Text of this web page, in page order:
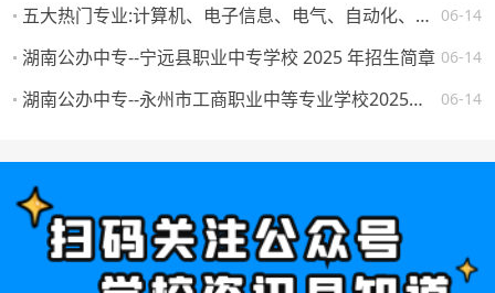
06-14
五大热门专业:计算机、电子信息、电气、自动化、机械。学校怎么选，将来就业如何？
06-14
湖南公办中专--宁远县职业中专学校 2025 年招生简章
06-14
湖南公办中专--永州市工商职业中等专业学校2025年一年级新生填报志愿须知